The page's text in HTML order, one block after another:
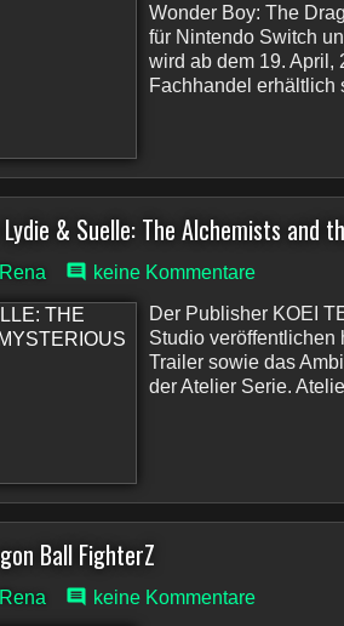
Wonder Boy: The
für Nintendo Switch
wird ab dem 19. April,
Fachhandel erhältlich
& Suelle: The Alchemists and
Rena
keine Kommentare
Der Publisher KOEI
Studio veröffentlichen
Trailer sowie das
der Atelier Serie.
Ball FighterZ
Rena
keine Kommentare